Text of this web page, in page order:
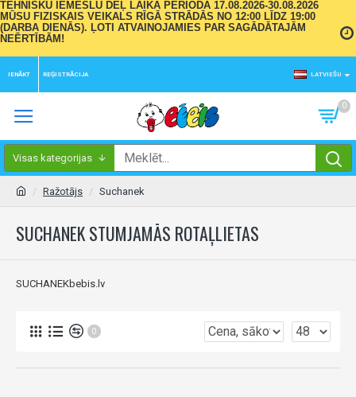
TEHNISKU IEMESLU DĒĻ LAIKA PERIODĀ 17.08.2026-30.08.2026
MŪSU FIZISKAIS VEIKALS RĪGĀ STRĀDĀS NO 12:00 LĪDZ 19:00
(DARBA DIENĀS). ĻOTI ATVAINOJAMIES PAR SAGĀDĀTAJĀM
NEĒRTĪBĀM!
IENĀKT REĢISTRĀCIJA LATVIEŠU
0
Visas kategorijas
Ražotājs Suchanek
SUCHANEK STUMJAMĀS ROTAĻLIETAS
SUCHANEKbebis.lv
0